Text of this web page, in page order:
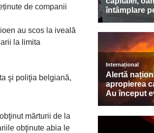
de companii
au scos la iveală
la limita
şi poliţia belgiană,
mărturii de la
obţinute abia le